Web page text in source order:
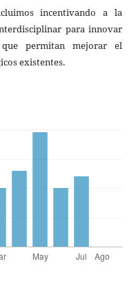
incentivando a la
para innovar
que permitan mejorar el
existentes.